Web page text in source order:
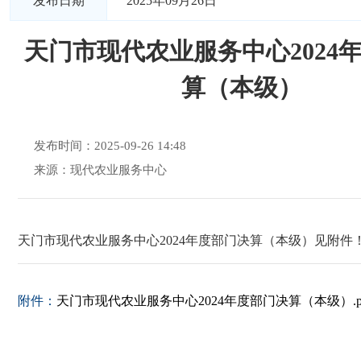
天门市现代农业服务中心2024
算（本级）
发布时间：2025-09-26 14:48
来源：现代农业服务中心
天门市现代农业服务中心2024年度部门决算（本级）见附件
附件： 天门市现代农业服务中心2024年度部门决算（本级）